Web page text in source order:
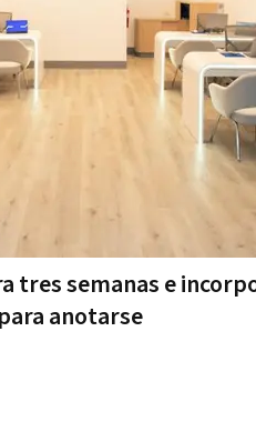
tres semanas e
anotarse